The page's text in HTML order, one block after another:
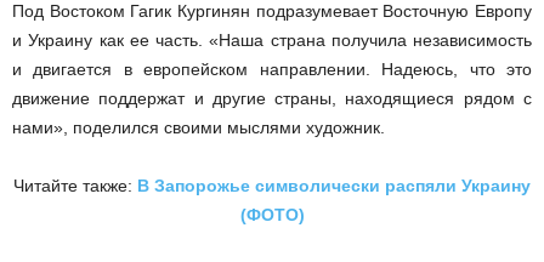
Под Востоком Гагик Кургинян подразумевает Восточную Европу
и Украину как ее часть. «Наша страна получила независимость
и двигается в европейском направлении. Надеюсь, что это
движение поддержат и другие страны, находящиеся рядом с
нами», поделился своими мыслями художник.
Читайте также: В Запорожье символически распяли Украину
(ФОТО)